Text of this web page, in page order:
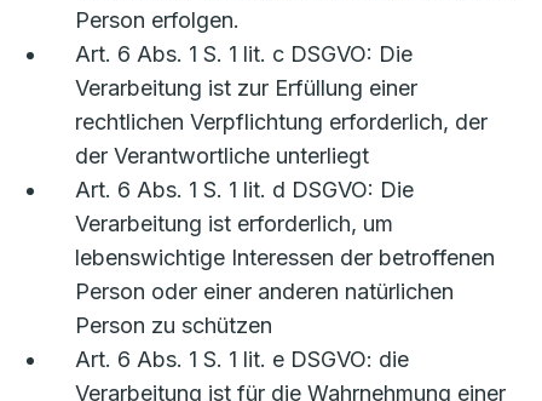
Person erfolgen.
Art. 6 Abs. 1 S. 1 lit. c DSGVO: Die
Verarbeitung ist zur Erfüllung einer
rechtlichen Verpflichtung erforderlich, der
der Verantwortliche unterliegt
Art. 6 Abs. 1 S. 1 lit. d DSGVO: Die
Verarbeitung ist erforderlich, um
lebenswichtige Interessen der betroffenen
Person oder einer anderen natürlichen
Person zu schützen
Art. 6 Abs. 1 S. 1 lit. e DSGVO: die
Verarbeitung ist für die Wahrnehmung einer